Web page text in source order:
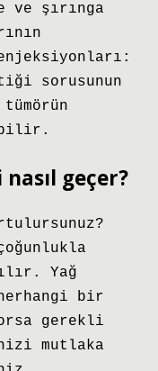
şırınga
sorusunun
geçer?
Yağ
bir
gerekli
mutlaka